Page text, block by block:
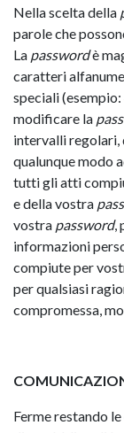
Nella scelta della
parole che
La passwordè
caratteri
speciali (esempio:
modificare la
intervalli regolari,
qualunque modo
tutti gli atti
e della vostra
vostra password,
informazioni
compiute per
per qualsiasi
compromessa,
Ferme restando